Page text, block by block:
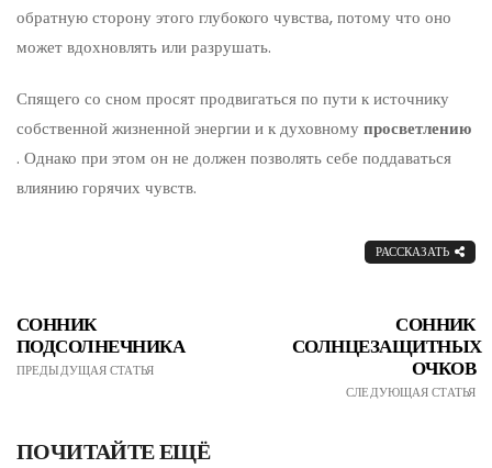
обратную сторону этого глубокого чувства, потому что оно
может вдохновлять или разрушать.
Спящего со сном просят продвигаться по пути к источнику
собственной жизненной энергии и к духовномупросветлению
. Однако при этом он не должен позволять себе поддаваться
влиянию горячих чувств.
РАССКАЗАТЬ
СОННИК
ПОДСОЛНЕЧНИКА
ПРЕДЫДУЩАЯ СТАТЬЯ
СОННИК
СОЛНЦЕЗАЩИТНЫХ
ОЧКОВ
СЛЕДУЮЩАЯ СТАТЬЯ
ПОЧИТАЙТЕ ЕЩЁ